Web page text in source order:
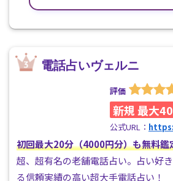
電話占いヴェルニ
評価
新規 最大
公式URL：
初回最大20分（4000円分）も無料鑑
超、超有名の老舗電話占い。占い好
る信頼実績の高い超大手電話占い！